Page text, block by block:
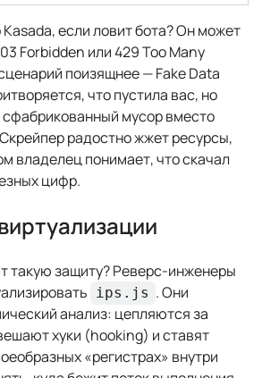
если ловит бота? Он может
Forbidden или 429 Too Many
поизящнее — Fake Data
что пустила вас, но
мусор вместо
радостно жжет ресурсы,
владелец понимает, что скачал
цифр.
такую защиту? Реверс-инженеры
ips.js . Они
анализ: цепляются за
хуки (hooking) и ставят
«регистрах» внутри